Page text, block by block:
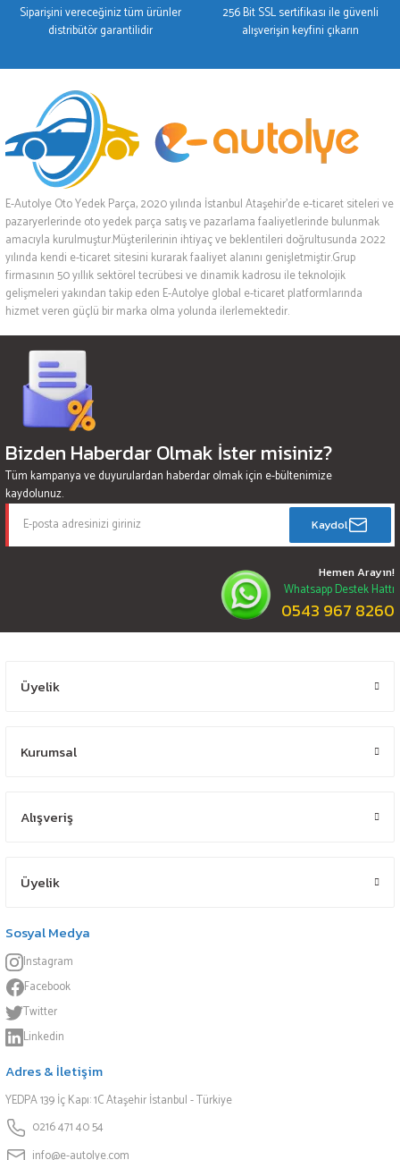
Siparişini vereceğiniz tüm ürünler
distribütör garantilidir
256 Bit SSL sertifikası ile güvenli
alışverişin keyfini çıkarın
E-Autolye Oto Yedek Parça, 2020 yılında İstanbul Ataşehir’de e-ticaret siteleri ve
pazaryerlerinde oto yedek parça satış ve pazarlama faaliyetlerinde bulunmak
amacıyla kurulmuştur.Müşterilerinin ihtiyaç ve beklentileri doğrultusunda 2022
yılında kendi e-ticaret sitesini kurarak faaliyet alanını genişletmiştir.Grup
firmasının 50 yıllık sektörel tecrübesi ve dinamik kadrosu ile teknolojik
gelişmeleri yakından takip eden E-Autolye global e-ticaret platformlarında
hizmet veren güçlü bir marka olma yolunda ilerlemektedir.
Bizden Haberdar Olmak İster misiniz?
Tüm kampanya ve duyurulardan haberdar olmak için e-bültenimize
kaydolunuz.
Kaydol
Hemen Arayın!
Whatsapp Destek Hattı
0543 967 8260
Üyelik
Kurumsal
Alışveriş
Üyelik
Sosyal Medya
Instagram
Facebook
Twitter
Linkedin
Adres & İletişim
YEDPA 139 İç Kapı: 1C Ataşehir İstanbul - Türkiye
0216 471 40 54
info@e-autolye.com